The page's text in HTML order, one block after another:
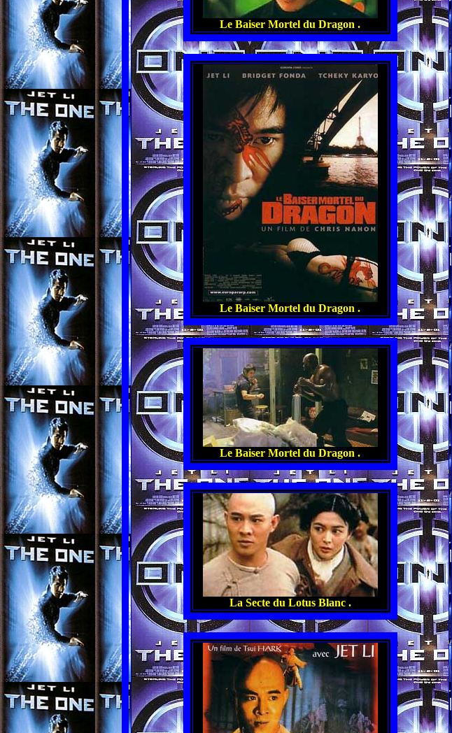
Le Baiser Mortel du Dragon .
Le Baiser Mortel du Dragon .
Le Baiser Mortel du Dragon .
La Secte du Lotus Blanc .